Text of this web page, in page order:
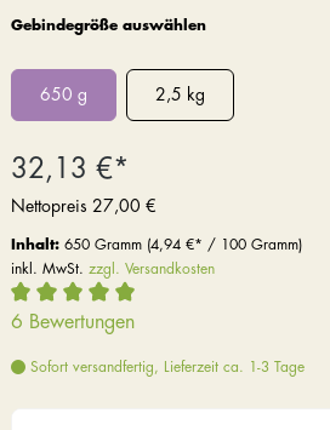
Gebindegröße auswählen
650 g 2,5 kg
32,13 €*
Nettopreis 27,00 €
Inhalt: 650 Gramm (4,94 €* / 100 Gramm)
inkl. MwSt. zzgl. Versandkosten
6 Bewertungen
Sofort versandfertig, Lieferzeit ca. 1-3 Tage